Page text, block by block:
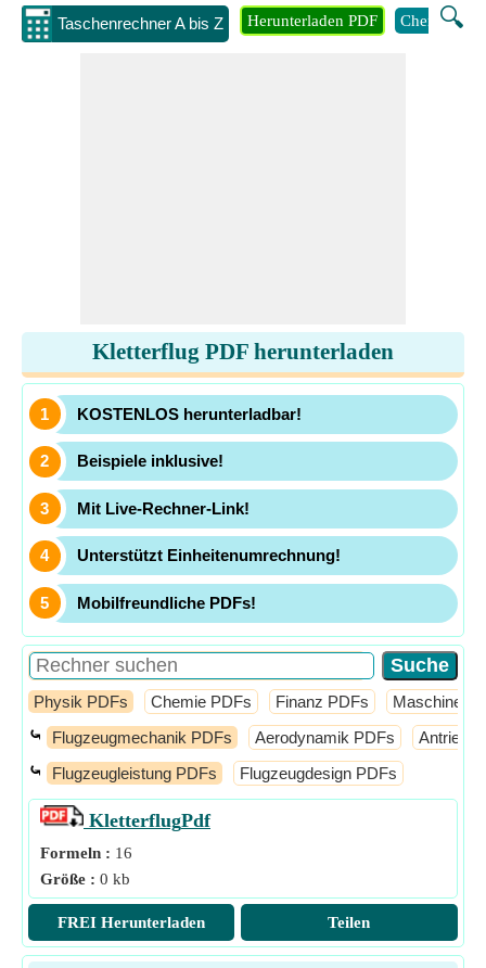
Taschenrechner A bis Z 🔍
Herunterladen PDF Chemie
Kletterflug PDF herunterladen
KOSTENLOS herunterladbar!
Beispiele inklusive!
Mit Live-Rechner-Link!
Unterstützt Einheitenumrechnung!
Mobilfreundliche PDFs!
Physik PDFs Chemie PDFs Finanz PDFs
⤿ Flugzeugmechanik PDFs Aerodynamik PDFs Antrieb
⤿ Flugzeugleistung PDFs Flugzeugdesign PDFs
KletterflugPdf
Formeln : 16
Größe : 0 kb
FREI Herunterladen Teilen